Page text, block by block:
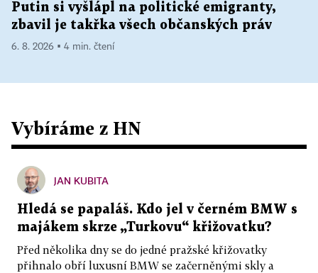
Putin si vyšlápl na politické emigranty,
zbavil je takřka všech občanských práv
6. 8. 2026 ▪ 4 min. čtení
Vybíráme z HN
JAN KUBITA
Hledá se papaláš. Kdo jel v černém BMW s
majákem skrze „Turkovu“ křižovatku?
Před několika dny se do jedné pražské křižovatky
přihnalo obří luxusní BMW se začerněnými skly a